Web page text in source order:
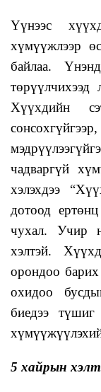
Үүнээс
хүмүүжлээр
байлаа.
Хүүхдийн
чадваргүй
хэлэхдээ
дотоод
чухал. Учир
хэлтэй.
орондоо
охидоо
биедээ
5 хайрын